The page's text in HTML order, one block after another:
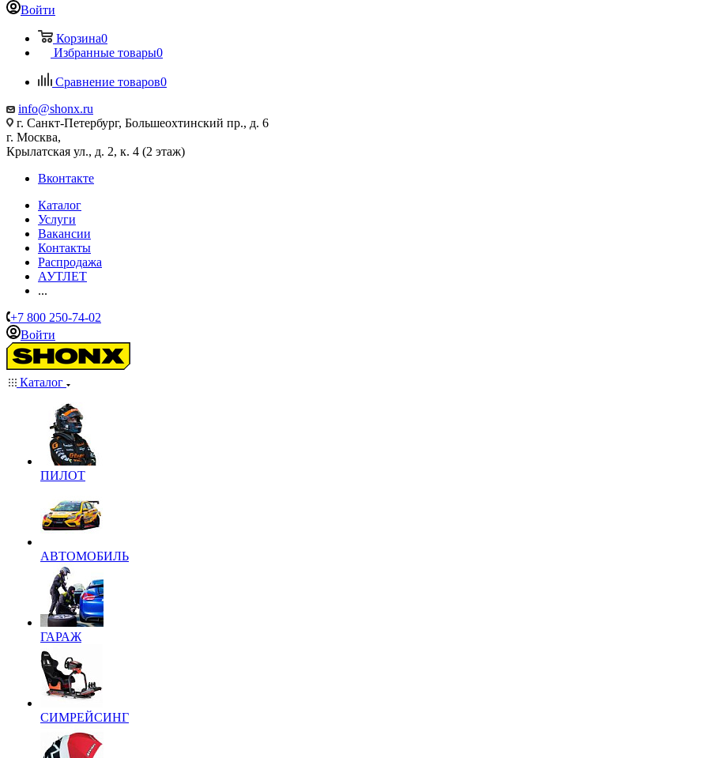
Войти
Корзина0
Избранные товары0
Сравнение товаров0
info@shonx.ru
г. Санкт-Петербург, Большеохтинский пр., д. 6
г. Москва,
Крылатская ул., д. 2, к. 4 (2 этаж)
Вконтакте
Каталог
Услуги
Вакансии
Контакты
Распродажа
АУТЛЕТ
...
+7 800 250-74-02
Войти
Каталог
ПИЛОТ
АВТОМОБИЛЬ
ГАРАЖ
СИМРЕЙСИНГ